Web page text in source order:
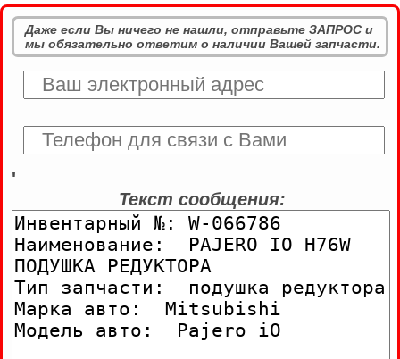
Даже если Вы ничего не нашли, отправьте ЗАПРОС и
мы обязательно ответим о наличии Вашей запчасти.
'
Текст сообщения: